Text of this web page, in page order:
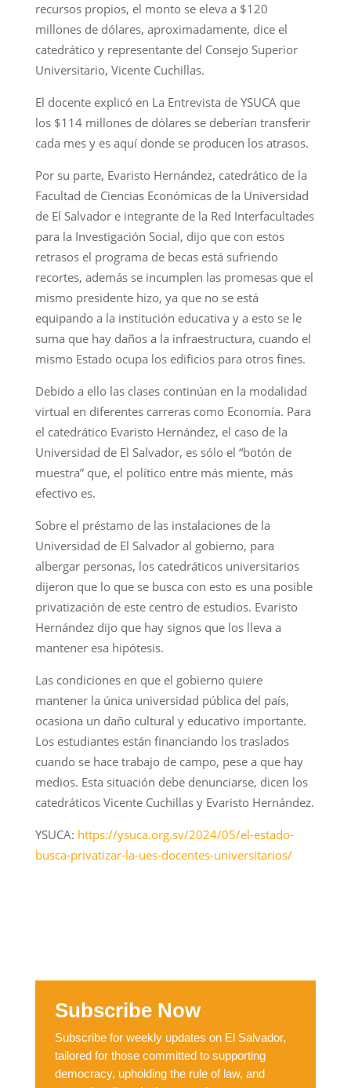
recursos propios, el monto se eleva a $120
millones de dólares, aproximadamente, dice el
catedrático y representante del Consejo Superior
Universitario, Vicente Cuchillas.
El docente explicó en La Entrevista de YSUCA que
los $114 millones de dólares se deberían transferir
cada mes y es aquí donde se producen los atrasos.
Por su parte, Evaristo Hernández, catedrático de la
Facultad de Ciencias Económicas de la Universidad
de El Salvador e integrante de la Red Interfacultades
para la Investigación Social, dijo que con estos
retrasos el programa de becas está sufriendo
recortes, además se incumplen las promesas que el
mismo presidente hizo, ya que no se está
equipando a la institución educativa y a esto se le
suma que hay daños a la infraestructura, cuando el
mismo Estado ocupa los edificios para otros fines.
Debido a ello las clases continúan en la modalidad
virtual en diferentes carreras como Economía. Para
el catedrático Evaristo Hernández, el caso de la
Universidad de El Salvador, es sólo el “botón de
muestra” que, el político entre más miente, más
efectivo es.
Sobre el préstamo de las instalaciones de la
Universidad de El Salvador al gobierno, para
albergar personas, los catedráticos universitarios
dijeron que lo que se busca con esto es una posible
privatización de este centro de estudios. Evaristo
Hernández dijo que hay signos que los lleva a
mantener esa hipótesis.
Las condiciones en que el gobierno quiere
mantener la única universidad pública del país,
ocasiona un daño cultural y educativo importante.
Los estudiantes están financiando los traslados
cuando se hace trabajo de campo, pese a que hay
medios. Esta situación debe denunciarse, dicen los
catedráticos Vicente Cuchillas y Evaristo Hernández.
YSUCA: https://ysuca.org.sv/2024/05/el-estado-
busca-privatizar-la-ues-docentes-universitarios/
Subscribe Now
Subscribe for weekly updates on El Salvador,
tailored for those committed to supporting
democracy, upholding the rule of law, and